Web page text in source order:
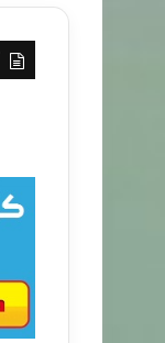
ت
ض